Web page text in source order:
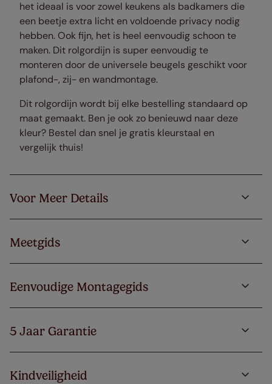
het ideaal is voor zowel keukens als badkamers die
een beetje extra licht en voldoende privacy nodig
hebben. Ook fijn, het is heel eenvoudig schoon te
maken. Dit rolgordijn is super eenvoudig te
monteren door de universele beugels geschikt voor
plafond-, zij- en wandmontage.
Dit rolgordijn wordt bij elke bestelling standaard op
maat gemaakt. Ben je ook zo benieuwd naar deze
kleur? Bestel dan snel je gratis kleurstaal en
vergelijk thuis!
Voor Meer Details
Meetgids
Eenvoudige Montagegids
5 Jaar Garantie
Kindveiligheid